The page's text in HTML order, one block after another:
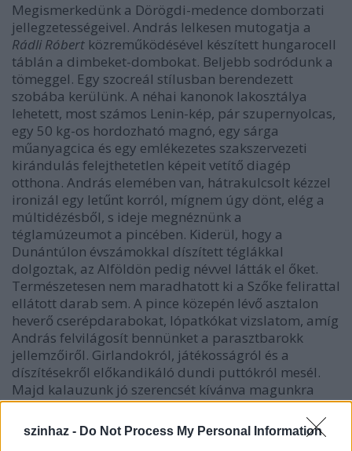
szinhaz - Do Not Process My Personal Information
Megismerkedünk a Dörögdi-medence domborzati
jellegzetességeivel. András lelkesen mutogatja a
Rádli Róbert közreműködésével készített hungarocell
táblán a dimbeket-dombokat. Beljebb sodródunk a
tömeggel. Egy szocreál stílusban berendezett
szobába kerülünk. A néhai kanonok lakosztálya
lehetett, most számos Lenin-kép, pár szupernyolcas,
egy 50 kg-os hordozható magnó, egy sárga
műanyagcica és egy emlékezetes szakszervezeti
kirándulás felejthetetlen képeit vetítő diagép
otthona. András elemében van, hátrakulcsolt kézzel
ironizál egy letűnt korról, mígnem úgy dönt, elég a
múltidézésből, s ideje megnéznünk a
téglamúzeumot a pincében. Kiderül, hogy a
Dunántúlon évszámokkal díszített téglákkal
dolgoztak, az Alföldön pedig névvel látták el őket.
Természetesen nem maradhatott ki a Szőke felirattal
ellátott darab sem. A pince közepén lévő asztalon
heverő cserépdarabokat, lópatkókat vizslatom, amíg
András felvilágosít bennünket a parasztbarokk
jellemzőiről. Girlandokról, játékosságról és a
díszítésekről előkandikáló dundi puttókról mesél.
Majd kalauzunk jó szerencsét kívánva magunkra
hagy, s mi nekivágunk, hogy meglessük az egykor
plébánosi vécéként, ma bemutatóteremként
használt földalatti vermet. Felfedezek még egy